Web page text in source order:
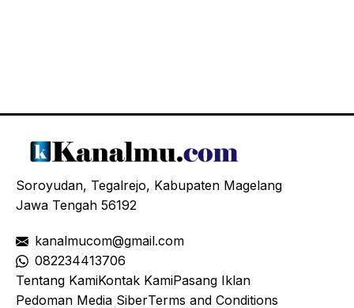
Soroyudan, Tegalrejo, Kabupaten Magelang
Jawa Tengah 56192
kanalmucom@gmail.com
082234413706
Tentang KamiKontak KamiPasang Iklan
Pedoman Media SiberTerms and Conditions